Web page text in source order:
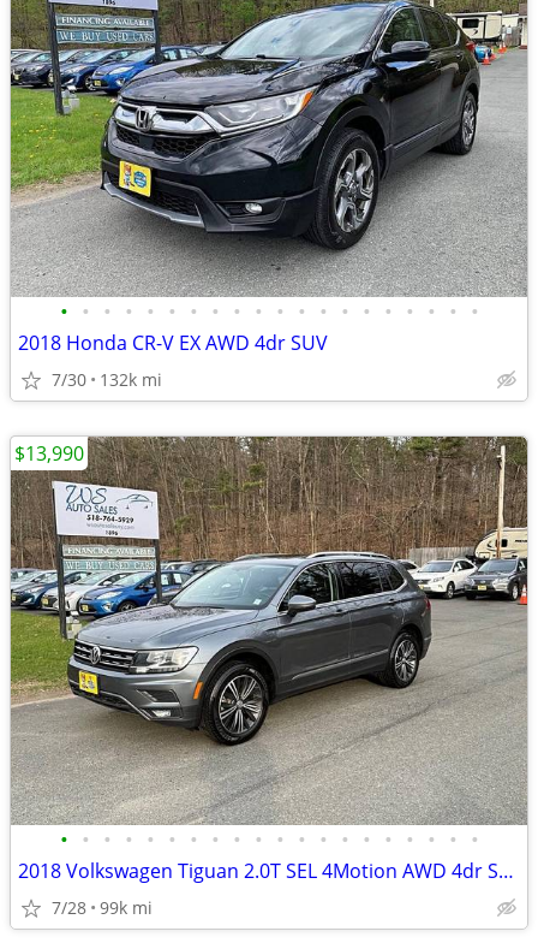
• • • • • • • • • • • • • • • • • • • •
2018 Honda CR-V EX AWD 4dr SUV
7/30 132k mi
• • • • • • • • • • • • • • • • • • • •
2018 Volkswagen Tiguan 2.0T SEL 4Motion AWD 4dr SUV
7/28 99k mi
$13,990